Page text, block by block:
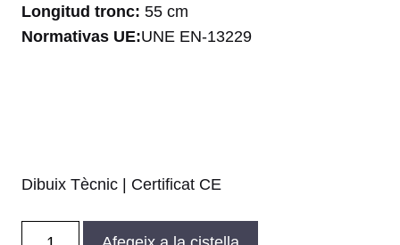
Longitud tronc: 55 cm
Normativas UE:UNE EN-13229
Dibuix Tècnic Certificat CE
quantitat